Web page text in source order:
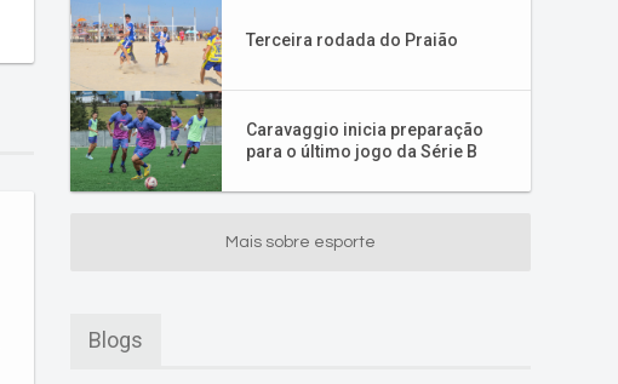
Terceira rodada do Praião
Caravaggio inicia preparação
para o último jogo da Série B
Mais sobre esporte
Blogs